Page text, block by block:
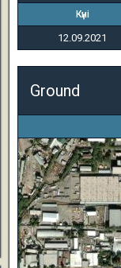
Күні
12.09.2021
Ground